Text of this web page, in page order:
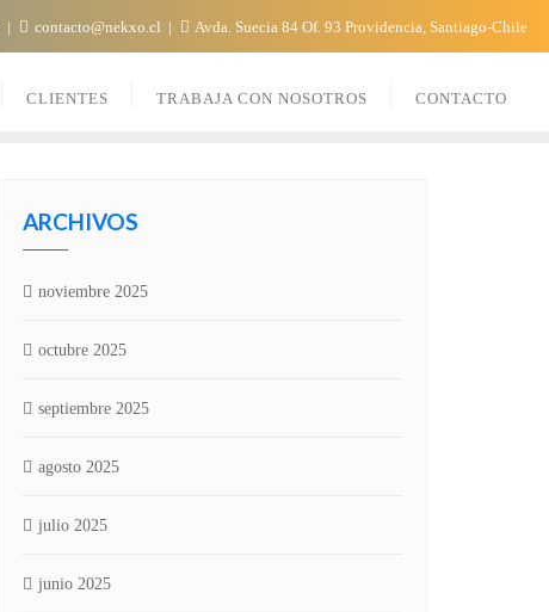
contacto@nekxo.cl Avda. Suecia 84 Of. 93 Providencia, Santiago-Chile
CLIENTES TRABAJA CON NOSOTROS CONTACTO
ARCHIVOS
noviembre 2025
octubre 2025
septiembre 2025
agosto 2025
julio 2025
junio 2025